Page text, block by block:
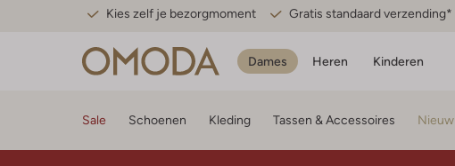
Kies zelf je bezorgmoment Gratis standaard verzending*
Dames Heren Kinderen
Sale Schoenen Kleding Tassen & Accessoires Nieuw